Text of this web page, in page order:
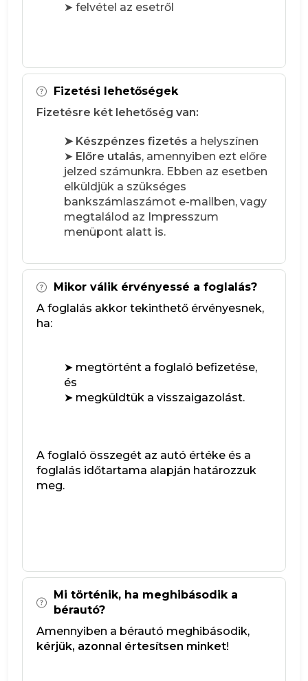
➤ felvétel az esetről
Fizetési lehetőségek
Fizetésre két lehetőség van:
➤ Készpénzes fizetés a helyszínen
➤ Előre utalás, amennyiben ezt előre
jelzed számunkra. Ebben az esetben
elküldjük a szükséges
bankszámlaszámot e-mailben, vagy
megtalálod az Impresszum
menüpont alatt is.
Mikor válik érvényessé a foglalás?
A foglalás akkor tekinthető érvényesnek,
ha:
➤ megtörtént a foglaló befizetése,
és
➤ megküldtük a visszaigazolást.
A foglaló összegét az autó értéke és a
foglalás időtartama alapján határozzuk
meg.
Mi történik, ha meghibásodik a
bérautó?
Amennyiben a bérautó meghibásodik,
kérjük, azonnal értesítsen minket!